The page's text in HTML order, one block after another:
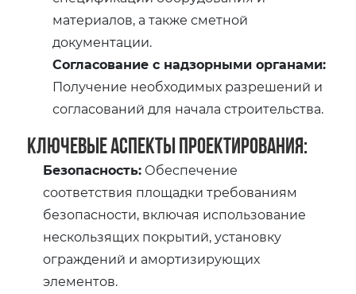
материалов, а также сметной
документации.
Согласование с надзорными органами:
Получение необходимых разрешений и
согласований для начала строительства.
Ключевые аспекты проектирования:
Безопасность: Обеспечение
соответствия площадки требованиям
безопасности, включая использование
нескользящих покрытий, установку
ограждений и амортизирующих
элементов.